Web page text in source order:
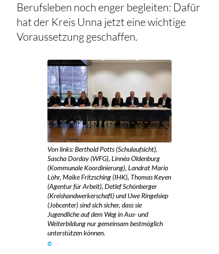
Berufsleben noch enger begleiten: Dafür
hat der Kreis Unna jetzt eine wichtige
Voraussetzung geschaffen.
Von links: Berthold Potts (Schulaufsicht),
Sascha Dorday (WFG), Linnéa Oldenburg
(Kommunale Koordinierung), Landrat Mario
Löhr, Maike Fritzsching (IHK), Thomas Keyen
(Agentur für Arbeit), Detlef Schönberger
(Kreishandwerkerschaft) und Uwe Ringelsiep
(Jobcenter) sind sich sicher, dass sie
Jugendliche auf dem Weg in Aus- und
Weiterbildung nur gemeinsam bestmöglich
unterstützen können.
©